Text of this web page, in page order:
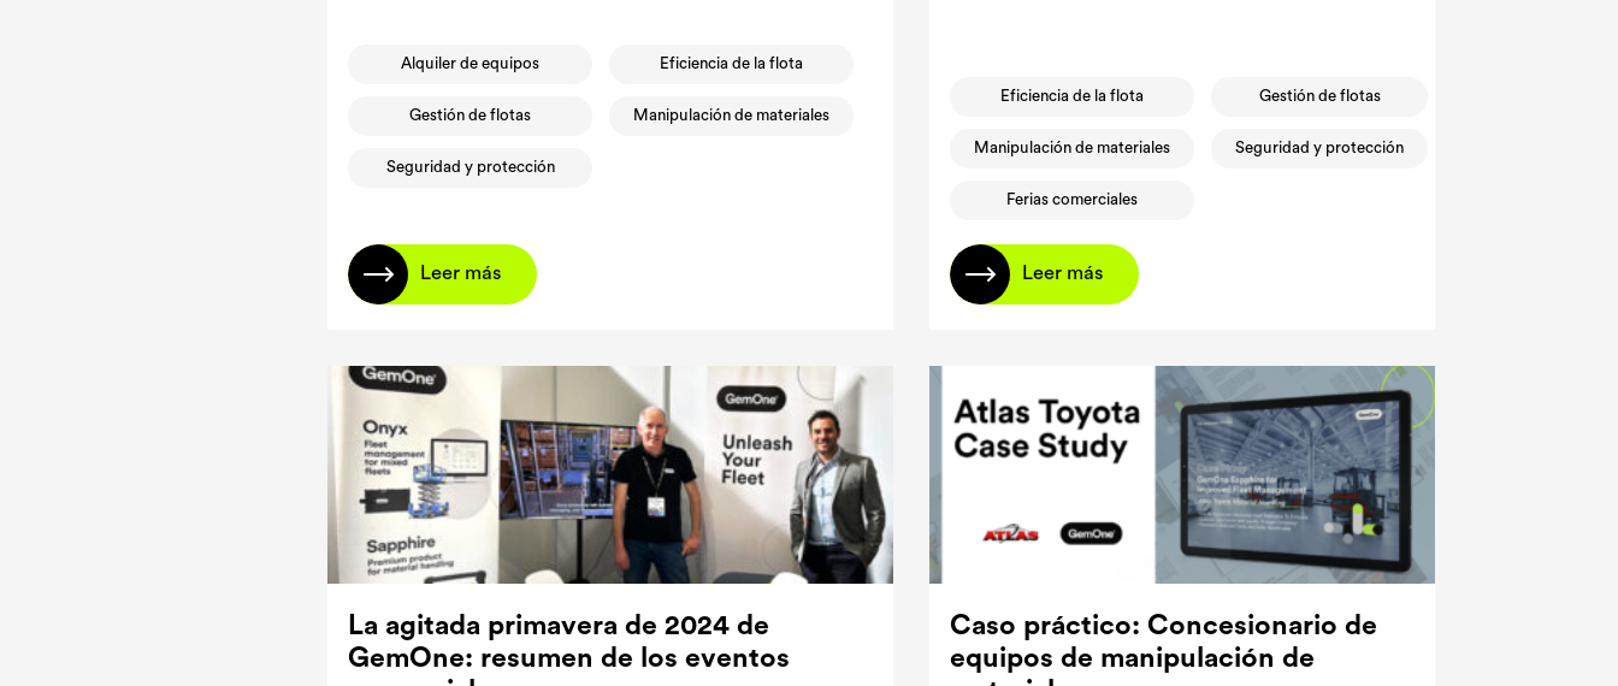
Alquiler de equipos Eficiencia de la flota
Gestión de flotas Manipulación de materiales
Seguridad y protección
Leer más
Eficiencia de la flota Gestión de flotas
Manipulación de materiales Seguridad y protección
Ferias comerciales
Leer más
La agitada primavera de 2024 de
GemOne: resumen de los eventos
Caso práctico: Concesionario de
equipos de manipulación de